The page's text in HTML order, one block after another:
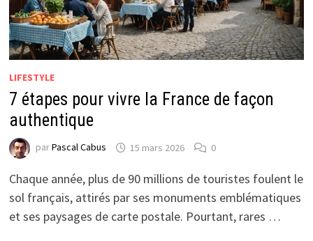
LIFESTYLE
7 étapes pour vivre la France de façon
authentique
parPascal Cabus 15 mars 2026 0
Chaque année, plus de 90 millions de touristes foulent le
sol français, attirés par ses monuments emblématiques
et ses paysages de carte postale. Pourtant, rares …